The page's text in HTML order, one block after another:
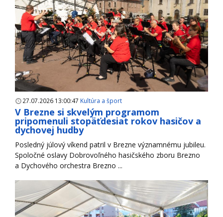
27.07.2026 13:00:47 Kultúra a šport
V Brezne si skvelým programom
pripomenuli stopäťdesiat rokov hasičov a
dychovej hudby
Posledný júlový víkend patril v Brezne významnému jubileu.
Spoločné oslavy Dobrovoľného hasičského zboru Brezno
a Dychového orchestra Brezno ...